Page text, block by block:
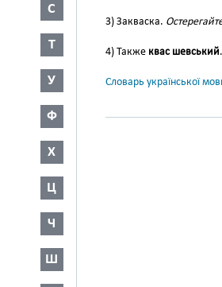
С
Т
У
Ф
Х
Ц
Ч
Ш
3) Закваска.
4) Также квас шевський
Словарь української